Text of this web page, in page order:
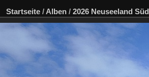
Startseite / Alben / 2026 Neuseeland Süd